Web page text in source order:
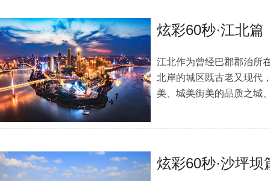
炫彩60秒·江北篇
江北作为曾经巴郡郡治所
北岸的城区既古老又现代
美、城美街美的品质之城
炫彩60秒·沙坪坝